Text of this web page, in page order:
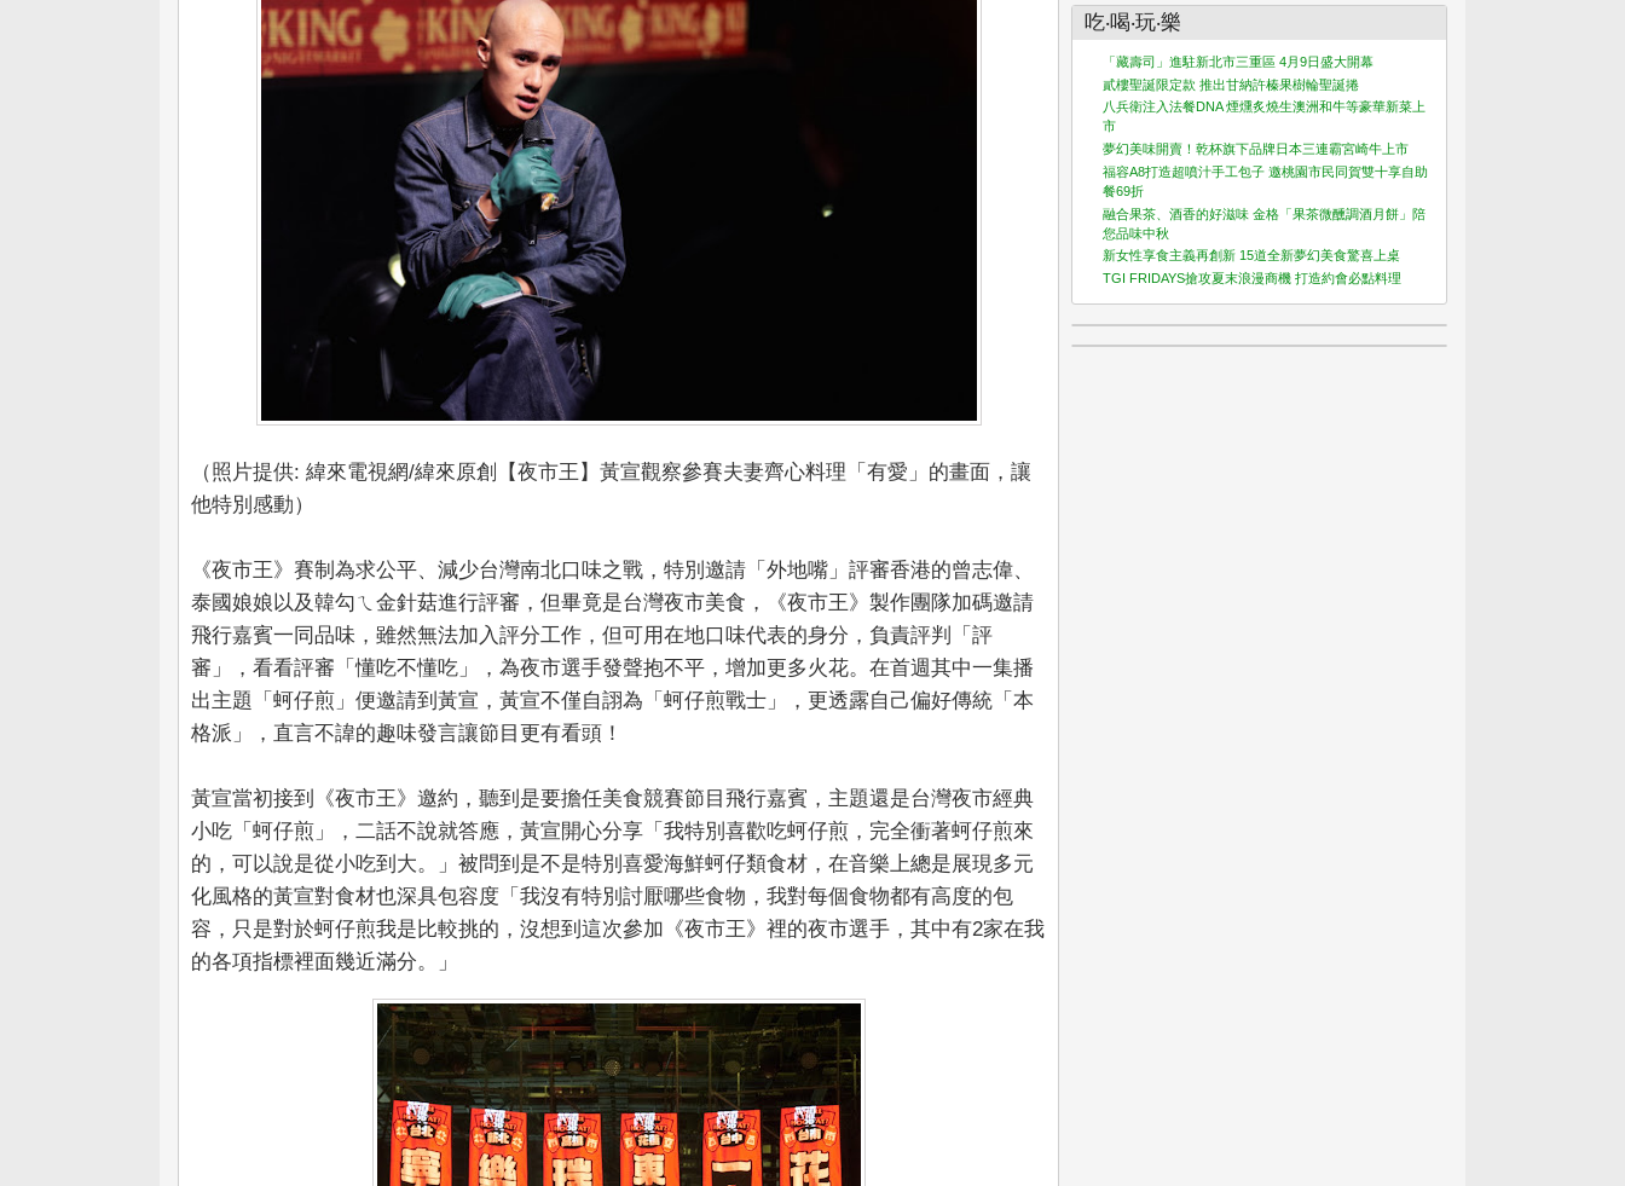
（照片提供: 緯來電視網/緯來原創【夜市王】黃宣觀察參賽夫妻齊心料理「有愛」的畫面，讓
他特別感動）
《夜市王》賽制為求公平、減少台灣南北口味之戰，特別邀請「外地嘴」評審香港的曾志偉、
泰國娘娘以及韓勾ㄟ金針菇進行評審，但畢竟是台灣夜市美食，《夜市王》製作團隊加碼邀請
飛行嘉賓一同品味，雖然無法加入評分工作，但可用在地口味代表的身分，負責評判「評
審」，看看評審「懂吃不懂吃」，為夜市選手發聲抱不平，增加更多火花。在首週其中一集播
出主題「蚵仔煎」便邀請到黃宣，黃宣不僅自詡為「蚵仔煎戰士」，更透露自己偏好傳統「本
格派」，直言不諱的趣味發言讓節目更有看頭！
黃宣當初接到《夜市王》邀約，聽到是要擔任美食競賽節目飛行嘉賓，主題還是台灣夜市經典
小吃「蚵仔煎」，二話不說就答應，黃宣開心分享「我特別喜歡吃蚵仔煎，完全衝著蚵仔煎來
的，可以說是從小吃到大。」被問到是不是特別喜愛海鮮蚵仔類食材，在音樂上總是展現多元
化風格的黃宣對食材也深具包容度「我沒有特別討厭哪些食物，我對每個食物都有高度的包
容，只是對於蚵仔煎我是比較挑的，沒想到這次參加《夜市王》裡的夜市選手，其中有2家在我
的各項指標裡面幾近滿分。」
吃‧喝‧玩‧樂
「藏壽司」進駐新北市三重區 4月9日盛大開幕
貳樓聖誕限定款 推出甘納許榛果樹輪聖誕捲
八兵衛注入法餐DNA 煙燻炙燒生澳洲和牛等豪華新菜上
市
夢幻美味開賣！乾杯旗下品牌日本三連霸宮崎牛上市
福容A8打造超噴汁手工包子 邀桃園市民同賀雙十享自助
餐69折
融合果茶、酒香的好滋味 金格「果茶微醺調酒月餅」陪
您品味中秋
新女性享食主義再創新 15道全新夢幻美食驚喜上桌
TGI FRIDAYS搶攻夏末浪漫商機 打造約會必點料理